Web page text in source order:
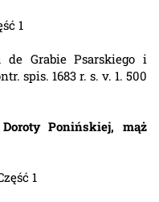
1
Grabie Psarskiego i
spis. 1683 r. s. v. 1. 500
Ponińskiej, mąż
1